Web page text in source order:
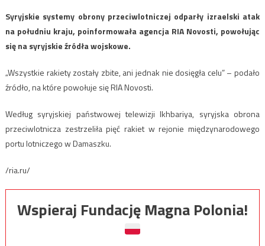
Syryjskie systemy obrony przeciwlotniczej odparły izraelski atak
na południu kraju, poinformowała agencja RIA Novosti, powołując
się na syryjskie źródła wojskowe.
„Wszystkie rakiety zostały zbite, ani jednak nie dosięgła celu” – podało
źródło, na które powołuje się RIA Novosti.
Według syryjskiej państwowej telewizji Ikhbariya, syryjska obrona
przeciwlotnicza zestrzeliła pięć rakiet w rejonie międzynarodowego
portu lotniczego w Damaszku.
/ria.ru/
Wspieraj Fundację Magna Polonia!